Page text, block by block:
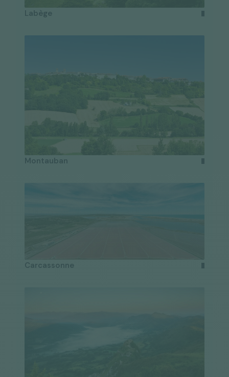
Labège
Montauban
Carcassonne